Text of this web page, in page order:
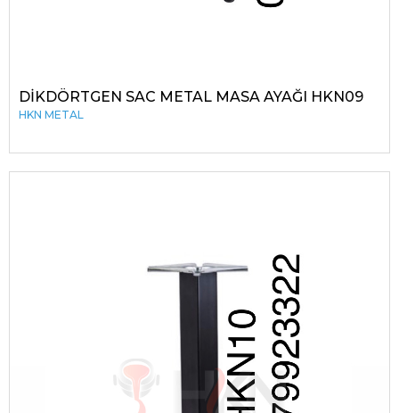
DİKDÖRTGEN SAC METAL MASA AYAĞI HKN09
HKN METAL